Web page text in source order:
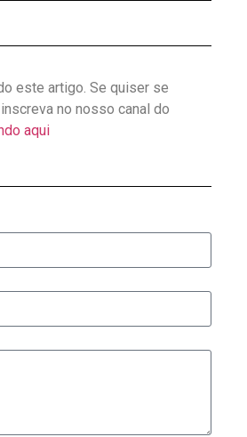
este artigo. Se quiser se
no nosso canal do
aqui